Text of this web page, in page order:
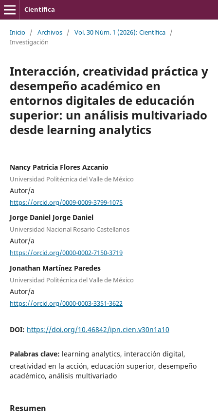
Científica
Inicio / Archivos / Vol. 30 Núm. 1 (2026): Científica /
Investigación
Interacción, creatividad práctica y
desempeño académico en
entornos digitales de educación
superior: un análisis multivariado
desde learning analytics
Nancy Patricia Flores Azcanio
Universidad Politécnica del Valle de México
Autor/a
https://orcid.org/0009-0009-3799-1075
Jorge Daniel Jorge Daniel
Universidad Nacional Rosario Castellanos
Autor/a
https://orcid.org/0000-0002-7150-3719
Jonathan Martínez Paredes
Universidad Politécnica del Valle de México
Autor/a
https://orcid.org/0000-0003-3351-3622
DOI: https://doi.org/10.46842/ipn.cien.v30n1a10
Palabras clave: learning analytics, interacción digital,
creatividad en la acción, educación superior, desempeño
académico, análisis multivariado
Resumen